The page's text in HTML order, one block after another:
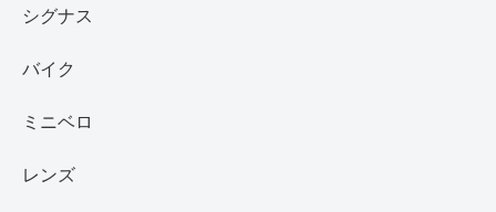
シグナス
バイク
ミニベロ
レンズ